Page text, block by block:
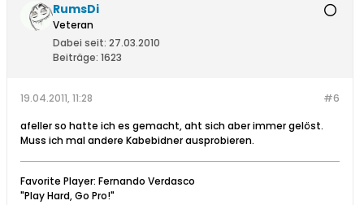
RumsDi
Veteran
Dabei seit: 27.03.2010
Beiträge: 1623
#6
19.04.2011, 11:28
afeller so hatte ich es gemacht, aht sich aber immer gelöst.
Muss ich mal andere Kabebidner ausprobieren.
Favorite Player: Fernando Verdasco
"Play Hard, Go Pro!"